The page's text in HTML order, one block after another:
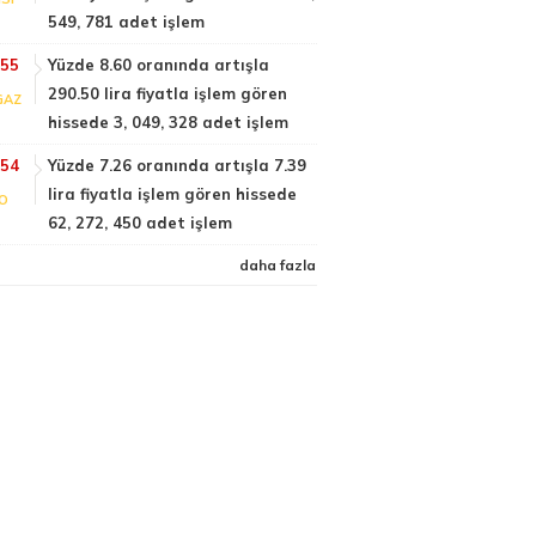
549, 781 adet işlem
Yüzde 8.60 oranında artışla
290.50 lira fiyatla işlem gören
hissede 3, 049, 328 adet işlem
Yüzde 7.26 oranında artışla 7.39
lira fiyatla işlem gören hissede
62, 272, 450 adet işlem
daha fazla